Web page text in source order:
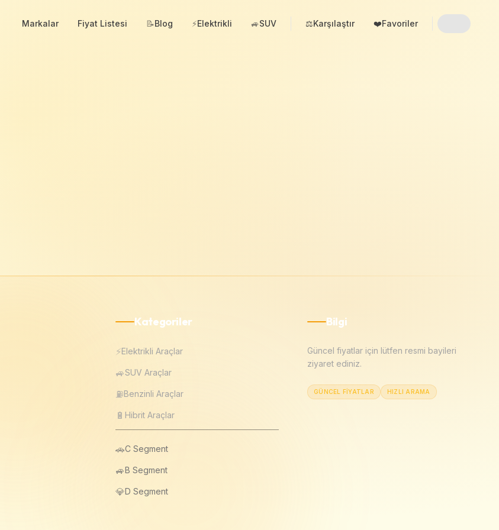
Markalar Fiyat Listesi 📝Blog ⚡Elektrikli 🚙SUV ⚖️Karşılaştır ❤️Favoriler
Kategoriler
⚡Elektrikli Araçlar
🚙SUV Araçlar
⛽Benzinli Araçlar
🔋 Hibrit Araçlar
🚗C Segment
🚙B Segment
💎D Segment
Bilgi
Güncel fiyatlar için lütfen resmi bayileri
ziyaret ediniz.
GÜNCEL FIYATLAR HIZLI ARAMA